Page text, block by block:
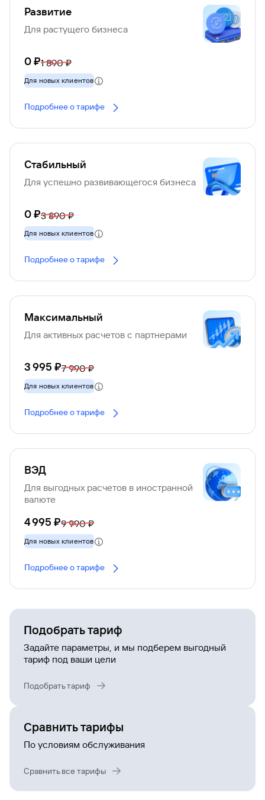
Развитие
Для растущего бизнеса
0 ₽1 890 ₽
Для новых клиентов
Подробнее о тарифе
Стабильный
Для успешно развивающегося бизнеса
0 ₽3 890 ₽
Для новых клиентов
Подробнее о тарифе
Максимальный
Для активных расчетов с партнерами
3 995 ₽7 990 ₽
Для новых клиентов
Подробнее о тарифе
ВЭД
Для выгодных расчетов в иностранной
валюте
4 995 ₽9 990 ₽
Для новых клиентов
Подробнее о тарифе
Подобрать тариф
Задайте параметры, и мы подберем выгодный
тариф под ваши цели
Подобрать тариф
Сравнить тарифы
По условиям обслуживания
Сравнить все тарифы
* В произвольной форме, по форме банка или
нотариально